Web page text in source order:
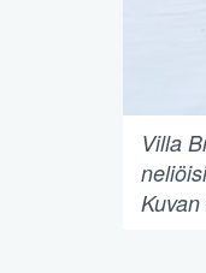
Villa